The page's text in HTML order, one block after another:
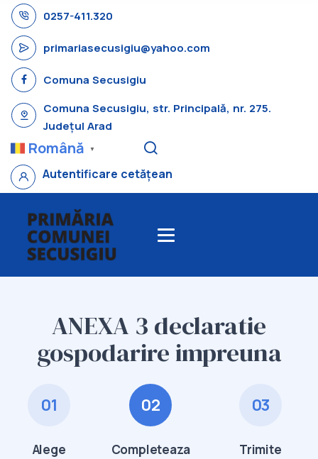
0257-411.320
primariasecusigiu@yahoo.com
Comuna Secusigiu
Comuna Secusigiu, str. Principală, nr. 275.
Județul Arad
Română ▼
Autentificare cetățean
ANEXA 3 declaratie
gospodarire impreuna
01
Alege
02
Completeaza
03
Trimite